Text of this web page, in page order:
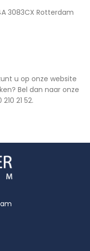
3083CX Rotterdam
u op onze website
Bel dan naar onze
21 52.